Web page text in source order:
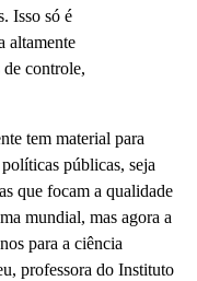
Isso só é
altamente
de controle,
tem material para
públicas, seja
que focam a qualidade
mundial, mas agora a
para a ciência
professora do Instituto